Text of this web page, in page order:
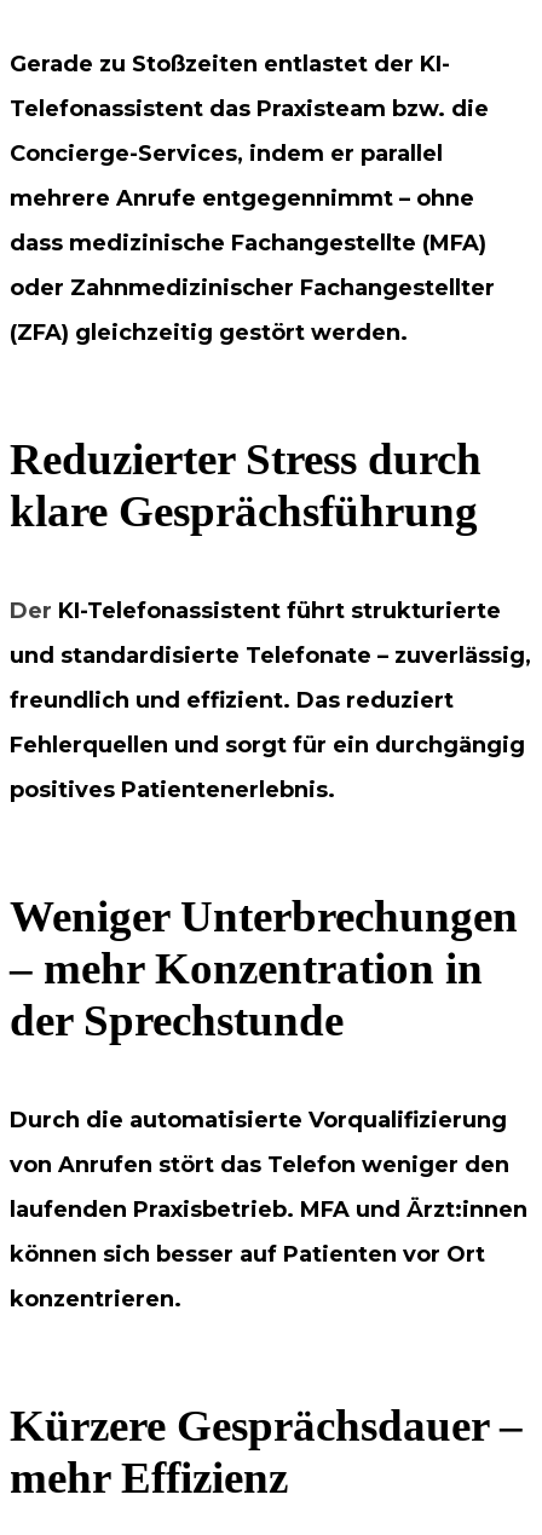
Gerade zu Stoßzeiten entlastet der KI-
Telefonassistent das Praxisteam bzw. die
Concierge-Services, indem er parallel
mehrere Anrufe entgegennimmt – ohne
dass medizinische Fachangestellte (MFA)
oder Zahnmedizinischer Fachangestellter
(ZFA) gleichzeitig gestört werden.
Reduzierter Stress durch
klare Gesprächsführung
Der KI-Telefonassistent führt strukturierte
und standardisierte Telefonate – zuverlässig,
freundlich und effizient. Das reduziert
Fehlerquellen und sorgt für ein durchgängig
positives Patientenerlebnis.
Weniger Unterbrechungen
– mehr Konzentration in
der Sprechstunde
Durch die automatisierte Vorqualifizierung
von Anrufen stört das Telefon weniger den
laufenden Praxisbetrieb. MFA und Ärzt:innen
können sich besser auf Patienten vor Ort
konzentrieren.
Kürzere Gesprächsdauer –
mehr Effizienz